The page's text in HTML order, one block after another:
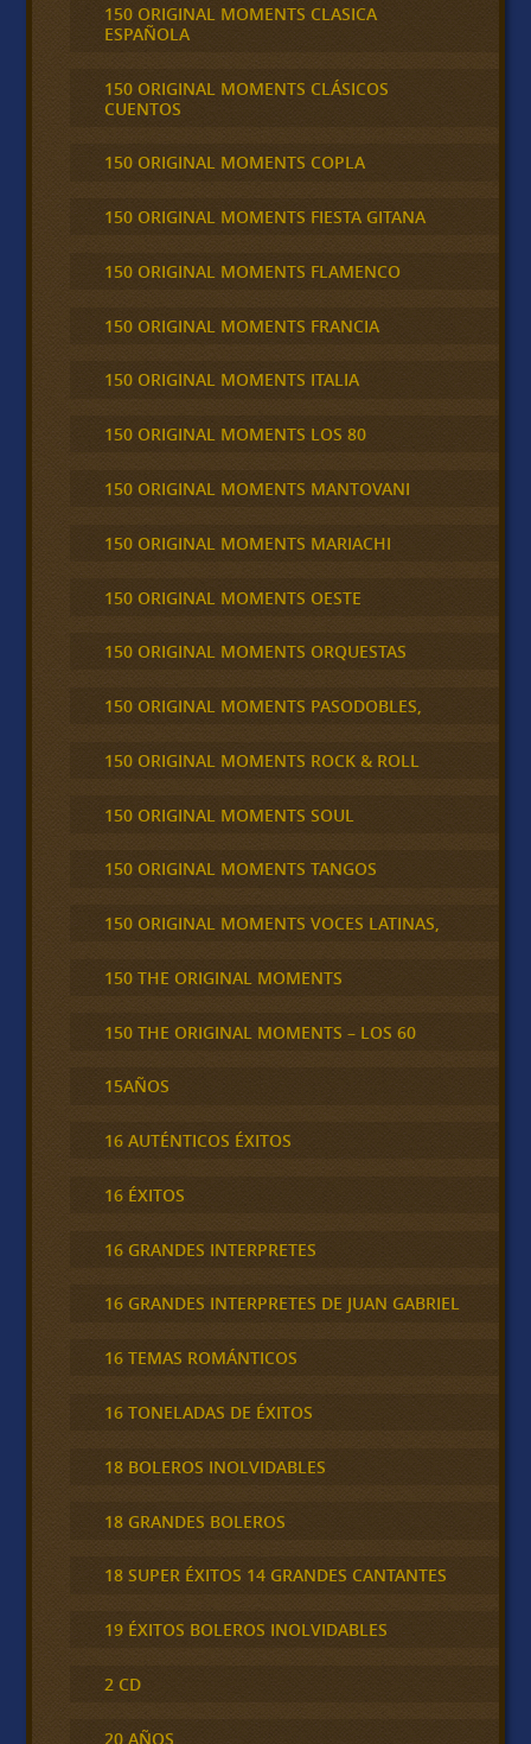
150 ORIGINAL MOMENTS CLASICA
ESPAÑOLA
150 ORIGINAL MOMENTS CLÁSICOS
CUENTOS
150 ORIGINAL MOMENTS COPLA
150 ORIGINAL MOMENTS FIESTA GITANA
150 ORIGINAL MOMENTS FLAMENCO
150 ORIGINAL MOMENTS FRANCIA
150 ORIGINAL MOMENTS ITALIA
150 ORIGINAL MOMENTS LOS 80
150 ORIGINAL MOMENTS MANTOVANI
150 ORIGINAL MOMENTS MARIACHI
150 ORIGINAL MOMENTS OESTE
150 ORIGINAL MOMENTS ORQUESTAS
150 ORIGINAL MOMENTS PASODOBLES,
150 ORIGINAL MOMENTS ROCK & ROLL
150 ORIGINAL MOMENTS SOUL
150 ORIGINAL MOMENTS TANGOS
150 ORIGINAL MOMENTS VOCES LATINAS,
150 THE ORIGINAL MOMENTS
150 THE ORIGINAL MOMENTS – LOS 60
15AÑOS
16 AUTÉNTICOS ÉXITOS
16 ÉXITOS
16 GRANDES INTERPRETES
16 GRANDES INTERPRETES DE JUAN GABRIEL
16 TEMAS ROMÁNTICOS
16 TONELADAS DE ÉXITOS
18 BOLEROS INOLVIDABLES
18 GRANDES BOLEROS
18 SUPER ÉXITOS 14 GRANDES CANTANTES
19 ÉXITOS BOLEROS INOLVIDABLES
2 CD
20 AÑOS